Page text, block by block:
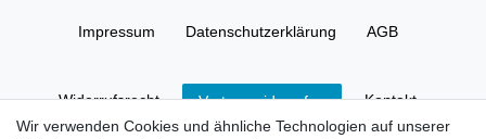
Impressum Daten­schutz­erklärung AGB
Widerrufs­recht Vertrag widerrufen Kontakt
Wir verwenden Cookies und ähnliche Technologien auf unserer